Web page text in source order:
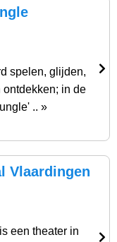
spelen, glijden,
in de
.. »
Vlaardingen
een theater in